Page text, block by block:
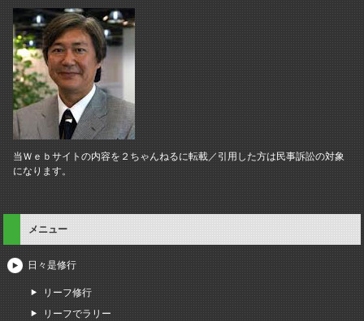
当Ｗｅｂサイトの内容を２ちゃんねるに転載／引用した方は民事訴訟の対象
になります。
メニュー
日々是修行
リーフ修行
リーフでラリー